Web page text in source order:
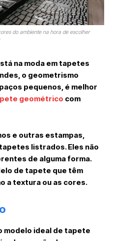
do ambiente na hora de escolher
na moda em tapetes
o geometrismo
pequenos, é melhor
geométrico com
e outras estampas,
listrados. Eles não
de alguma forma.
de tapete que têm
a textura ou as cores.
modelo ideal de tapete